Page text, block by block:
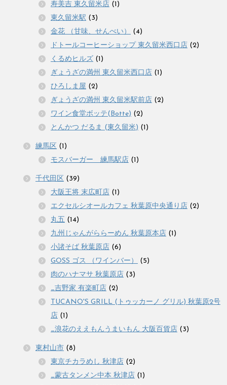
寿美吉 東久留米店 (1)
東久留米駅 (3)
金花 （甘味、せんべい）
(4)
ドトールコーヒーショップ 東久留米西口店 (2)
くるめヒルズ (1)
ぎょうざの満州 東久留米西口店 (1)
ひろしま屋 (2)
ぎょうざの満州 東久留米駅前店 (2)
ワイン食堂ボッテ(Botte) (2)
とんかつ だるま (東久留米) (1)
練馬区 (1)
モスバーガー 練馬駅店 (1)
千代田区 (39)
大阪王将 末広町店 (1)
エクセルシオールカフェ 秋葉原中央通り店 (2)
丸五 (14)
九州じゃんがららーめん 秋葉原本店 (1)
小諸そば 秋葉原店 (6)
GOSS ゴス （ワインバー）
(5)
肉のハナマサ 秋葉原店 (3)
_吉野家 有楽町店 (2)
TUCANO'S GRILL (トゥッカーノ グリル) 秋葉原2号
店 (1)
_浪花のええもんうまいもん 大阪百貨店 (3)
東村山市 (8)
東京チカラめし 秋津店 (2)
_蒙古タンメン中本 秋津店 (1)